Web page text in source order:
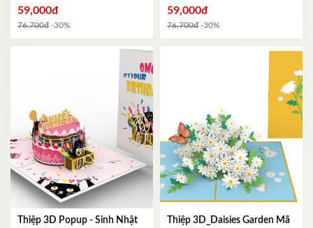
bàn đẹp, quà tặng năm mới,
decor văn phòng
59,000đ
76,700đ -30%
BIRTHDAY Đẹp, Sang Trọng -
KT gập lại 102x152mm
59,000đ
76,700đ -30%
Thiệp 3D Popup - Sinh Nhật
Thiệp 3D_Daisies Garden Mã